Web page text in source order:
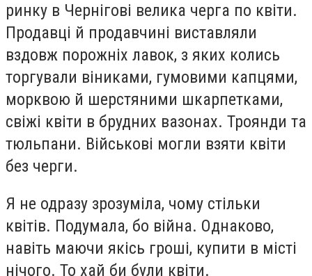
ринку в Чернігові велика черга по квіти.
Продавці й продавчині виставляли
вздовж порожніх лавок, з яких колись
торгували віниками, гумовими капцями,
морквою й шерстяними шкарпетками,
свіжі квіти в брудних вазонах. Троянди та
тюльпани. Військові могли взяти квіти
без черги.
Я не одразу зрозуміла, чому стільки
квітів. Подумала, бо війна. Однаково,
навіть маючи якісь гроші, купити в місті
нічого. То хай би були квіти.